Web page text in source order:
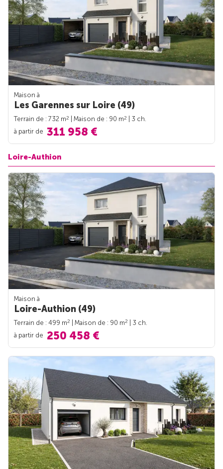
Maison à
Les Garennes sur Loire (49)
Terrain de : 732 m2 | Maison de : 90 m2
| 3 ch.
à partir de 311 958 €
Loire-Authion
Maison à
Loire-Authion (49)
Terrain de : 499 m2 | Maison de : 90 m2
| 3 ch.
à partir de 250 458 €